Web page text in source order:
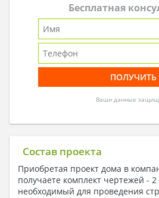
Бесплатная
Ваши данные
Состав проекта
Приобретая проект дома в
получаете комплект чертежей -
необходимый для проведения